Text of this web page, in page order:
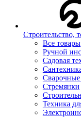
Строительство,
Все товары
Ручной
Садовая
Сварочные
Стремянки
Техника